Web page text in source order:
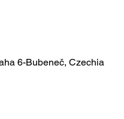
6-Bubeneč, Czechia